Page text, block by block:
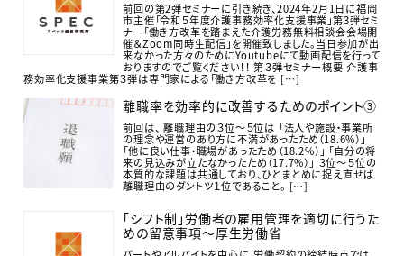
前回の第2弾セミナーに引き続き、2024年2月1日に福岡
市主催「令和５年度介護事務効率化支援事業」第3弾セミ
ナー「働き方改革を踏まえた介護労務無料相談会会場開
催＆Zoom同時生配信」を開催致しました。当日参加が出
来なかった方々のためにYoutubeにて動画配信を行って
おりますのでご覧ください！！ 第３弾セミナー概要 介護事
務効率化支援事業第３弾は専門家による「働き方改革を […]
離職率を効率的に改善するためのポイント③
前回は、 離職理由の３位～５位は 「法人や施設・事業所
の理念や運営のあり方に不満があったため（18.6%）」
「他に良い仕事・職場があったため（18.2%）」 「自分の将
来の見込みが立たなかったため（17.7%）」 ３位～５位の
本質的な課題は共通しており、ひとまとめに捉え直せば
離職理由のダントツ１位であること。 […]
「シフト制」労働者の雇用管理を適切に行うた
めの留意事項～厚生労働省